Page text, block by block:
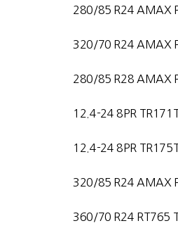
280/85 R24 AMAX
320/70 R24 AMAX
280/85 R28 AMAX
12.4-24 8PR
12.4-24 8PR
320/85 R24 AMAX
360/70 R24 RT765